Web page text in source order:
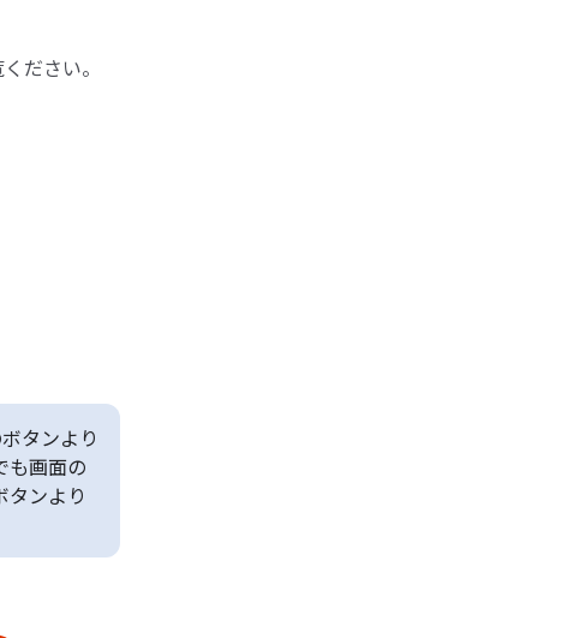
ださい。
タンより
も画面の
タンより